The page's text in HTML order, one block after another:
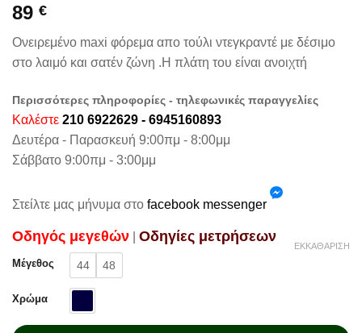
89 €
Ονειρεμένο maxi φόρεμα απο τούλι ντεγκραντέ με δέσιμο
στο λαιμό και σατέν ζώνη .Η πλάτη του είναι ανοιχτή
Περισσότερες πληροφορίες - τηλεφωνικές παραγγελίες
Καλέστε 210 6922629 - 6945160893
Δευτέρα - Παρασκευή 9:00πμ - 8:00μμ
Σάββατο 9:00πμ - 3:00μμ
Στείλτε μας μήνυμα στο facebook messenger
Oδηγός μεγεθών Oδηγίες μετρήσεων
Μέγεθος 44 48
Χρώμα
ΕΚΚΑΘΆΡΙΣΗ